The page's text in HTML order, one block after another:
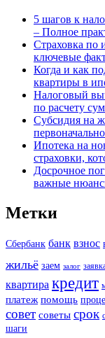
5 шагов к
– Полное
Страховка по
ключевые
Когда и как
квартиры в
Налоговый
по расчету
Субсидия на
Ипотека на
страховки,
Досрочное
важные
Метки
Сбербанк банк взнос
жильё заем залог
квартира кредит
платеж помощь
совет советы срок
шаги